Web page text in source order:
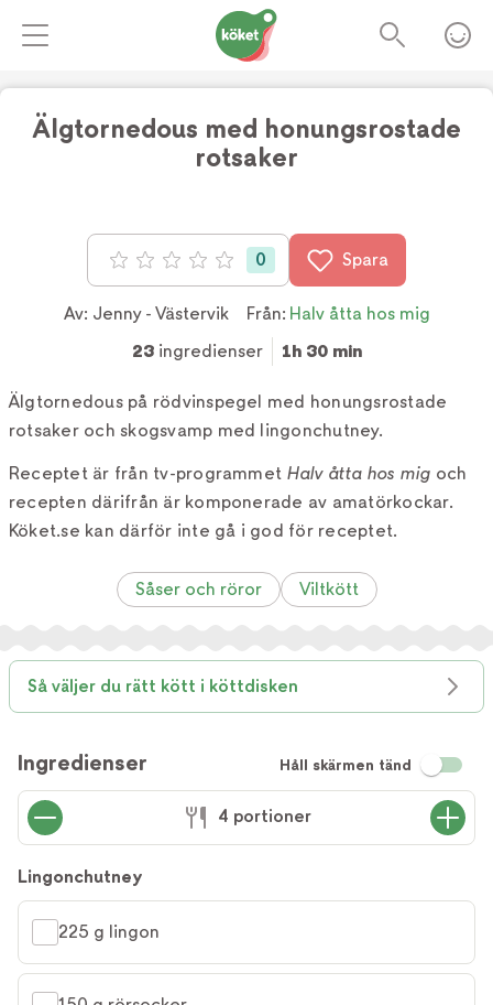
Älgtornedous med honungsrostade
rotsaker
Betyg: 0 av 5 0 Spara
Av: Jenny - Västervik Från: Halv åtta hos mig
23ingredienser 1h 30 min
Älgtornedous på rödvinspegel med honungsrostade
rotsaker och skogsvamp med lingonchutney.
Receptet är från tv-programmet Halv åtta hos mig och
recepten därifrån är komponerade av amatörkockar.
Köket.se kan därför inte gå i god för receptet.
Såser och röror Viltkött
Så väljer du rätt kött i köttdisken
Ingredienser Håll skärmen tänd
4 portioner
Lingonchutney
225 g lingon